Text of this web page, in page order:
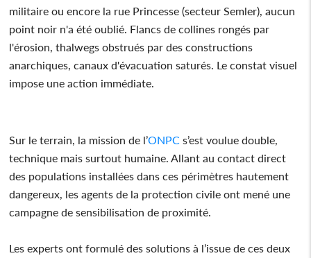
militaire ou encore la rue Princesse (secteur Semler), aucun
point noir n'a été oublié. Flancs de collines rongés par
l'érosion, thalwegs obstrués par des constructions
anarchiques, canaux d'évacuation saturés. Le constat visuel
impose une action immédiate.
Sur le terrain, la mission de l’ONPC s’est voulue double,
technique mais surtout humaine. Allant au contact direct
des populations installées dans ces périmètres hautement
dangereux, les agents de la protection civile ont mené une
campagne de sensibilisation de proximité.
Les experts ont formulé des solutions à l’issue de ces deux